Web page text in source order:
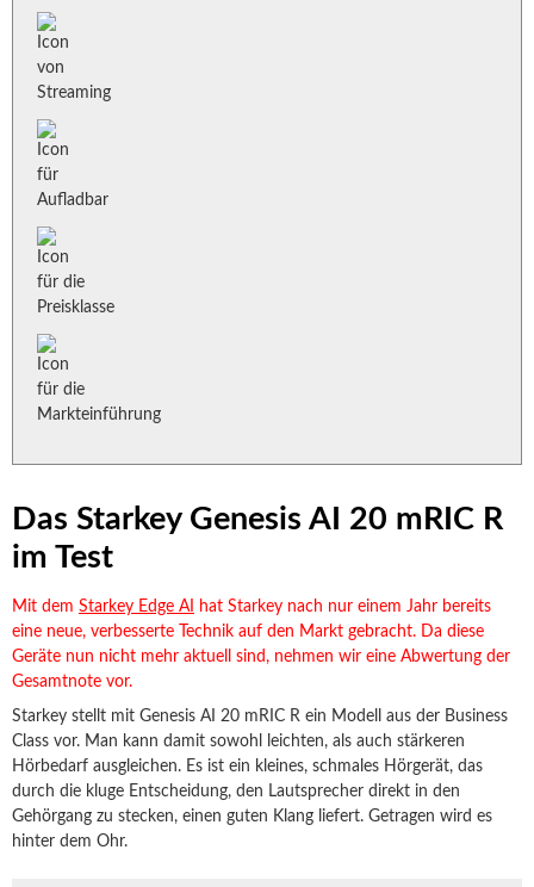
Das Starkey Genesis AI 20 mRIC R
im Test
Mit dem Starkey Edge AI
hat Starkey nach nur einem Jahr bereits
eine neue, verbesserte Technik auf den Markt gebracht. Da diese
Geräte nun nicht mehr aktuell sind, nehmen wir eine Abwertung der
Gesamtnote vor.
Starkey stellt mit Genesis AI 20 mRIC R ein Modell aus der Business
Class vor. Man kann damit sowohl leichten, als auch stärkeren
Hörbedarf ausgleichen. Es ist ein kleines, schmales Hörgerät, das
durch die kluge Entscheidung, den Lautsprecher direkt in den
Gehörgang zu stecken, einen guten Klang liefert. Getragen wird es
hinter dem Ohr.